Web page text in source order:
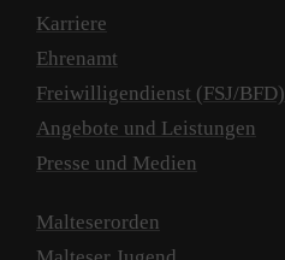
Karriere
Ehrenamt
Freiwilligendienst (FSJ/BFD)
Angebote und Leistungen
Presse und Medien
Malteserorden